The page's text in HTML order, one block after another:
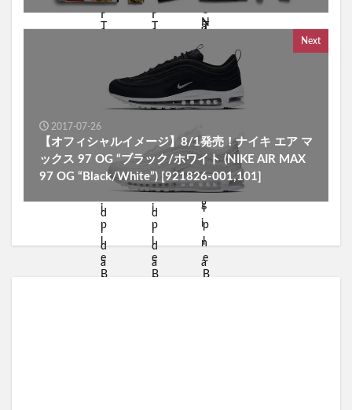
Next
2017-07-26
【オフィシャルイメージ】8/1発売！ナイキ エア マ
ックス 97 OG “ブラック/ホワイト (NIKE AIR MAX
97 OG “Black/White”) [921826-001,101]